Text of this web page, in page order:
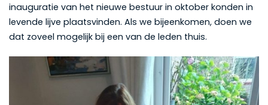
inauguratie van het nieuwe bestuur in oktober konden in
levende lijve plaatsvinden. Als we bijeenkomen, doen we
dat zoveel mogelijk bij een van de leden thuis.